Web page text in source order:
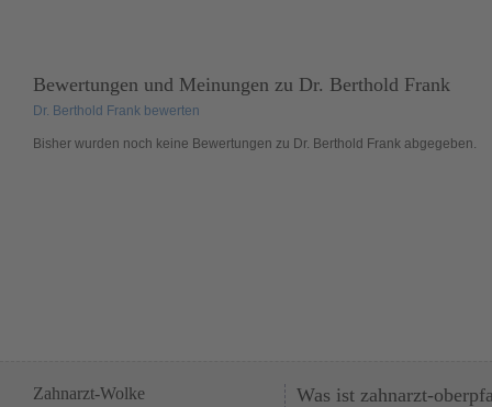
Bewertungen und Meinungen zu Dr. Berthold Frank
Dr. Berthold Frank bewerten
Bisher wurden noch keine Bewertungen zu Dr. Berthold Frank abgegeben.
Zahnarzt-Wolke Was ist zahnarzt-